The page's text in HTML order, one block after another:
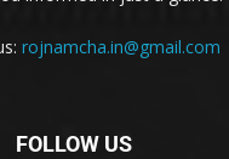
rojnamcha.in@gmail.com
FOLLOW US